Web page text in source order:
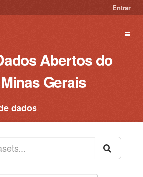
Entrar
Abertos do
Gerais
dados